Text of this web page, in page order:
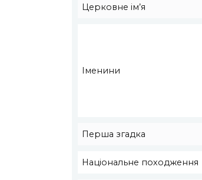
Церковне ім’я
Іменини
Перша згадка
Національне походження